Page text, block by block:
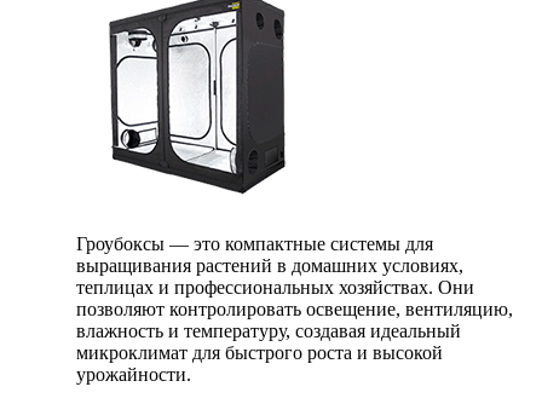
Гроубоксы — это компактные системы для
выращивания растений в домашних условиях,
теплицах и профессиональных хозяйствах. Они
позволяют контролировать освещение, вентиляцию,
влажность и температуру, создавая идеальный
микроклимат для быстрого роста и высокой
урожайности.